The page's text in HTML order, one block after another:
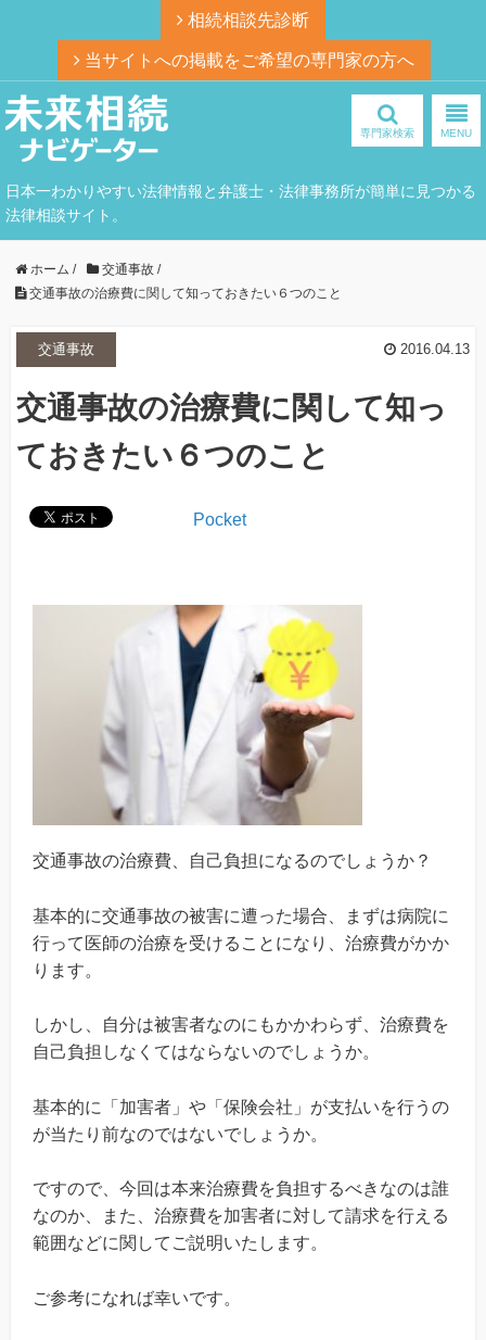
相続相談先診断
当サイトへの掲載をご希望の専門家の方へ
日本一わかりやすい法律情報と弁護士・法律事務所が簡単に見つかる
法律相談サイト。
専門家検索 MENU
ホーム / 交通事故 /
交通事故の治療費に関して知っておきたい６つのこと
交通事故 2016.04.13
交通事故の治療費に関して知っ
ておきたい６つのこと
Pocket
交通事故の治療費、自己負担になるのでしょうか？
基本的に交通事故の被害に遭った場合、まずは病院に
行って医師の治療を受けることになり、治療費がかか
ります。
しかし、自分は被害者なのにもかかわらず、治療費を
自己負担しなくてはならないのでしょうか。
基本的に「加害者」や「保険会社」が支払いを行うの
が当たり前なのではないでしょうか。
ですので、今回は本来治療費を負担するべきなのは誰
なのか、また、治療費を加害者に対して請求を行える
範囲などに関してご説明いたします。
ご参考になれば幸いです。